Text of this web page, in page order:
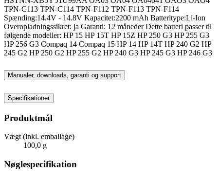
TPN-C113 TPN-C114 TPN-F112 TPN-F113 TPN-F114
Spænding:14.4V - 14.8V Kapacitet:2200 mAh Batteritype:Li-Ion
Overopladningssikret: ja Garanti: 12 måneder Dette batteri passer til
følgende modeller: HP 15 HP 15T HP 15Z HP 250 G3 HP 255 G3
HP 256 G3 Compaq 14 Compaq 15 HP 14 HP 14T HP 240 G2 HP
245 G2 HP 250 G2 HP 255 G2 HP 240 G3 HP 245 G3 HP 246 G3
Manualer, downloads, garanti og support
Specifikationer
Produktmål
Vægt (inkl. emballage)
100,0 g
Nøglespecifikation